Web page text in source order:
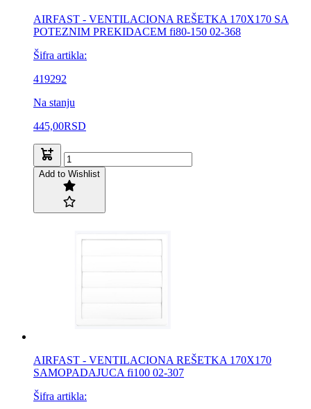
AIRFAST - VENTILACIONA REŠETKA 170X170 SA
POTEZNIM PREKIDACEM fi80-150 02-368
Šifra artikla:
419292
Na stanju
445,00RSD
Add to Wishlist
AIRFAST - VENTILACIONA REŠETKA 170X170
SAMOPADAJUCA fi100 02-307
Šifra artikla: